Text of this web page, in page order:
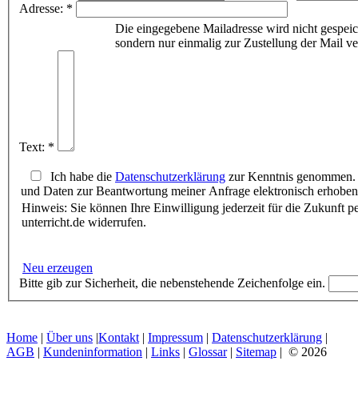
Adresse: *
Die eingegebene Mailadresse wird nicht
sondern nur einmalig zur Zustellung der Mail
Text: *
Ich habe die Datenschutzerklärung zur Kenntnis
und Daten zur Beantwortung meiner Anfrage elektronisch
Hinweis: Sie können Ihre Einwilligung jederzeit für die Zukunft
unterricht.de widerrufen.
Neu erzeugen
Bitte gib zur Sicherheit, die nebenstehende Zeichenfolge ein.
Home | Über uns |Kontakt | Impressum | Datenschutzerklärung |
AGB | Kundeninformation | Links | Glossar| Sitemap | © 2026